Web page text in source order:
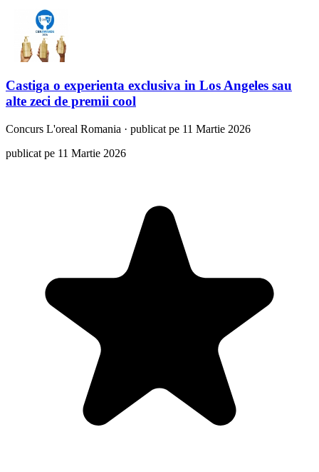
Castiga o experienta exclusiva in Los Angeles sau
alte zeci de premii cool
Concurs L'oreal Romania · publicat pe 11 Martie 2026
publicat pe 11 Martie 2026